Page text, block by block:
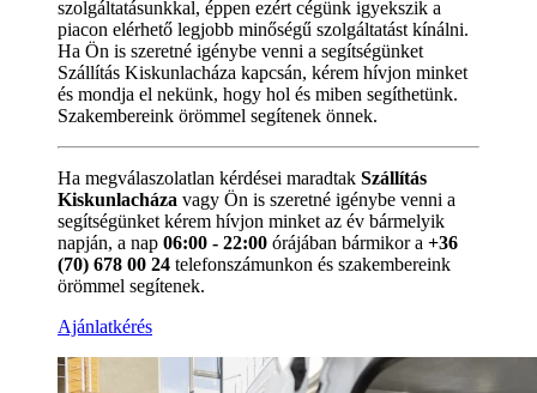
szolgáltatásunkkal, éppen ezért cégünk igyekszik a
piacon elérhető legjobb minőségű szolgáltatást kínálni.
Ha Ön is szeretné igénybe venni a segítségünket
Szállítás Kiskunlacháza kapcsán, kérem hívjon minket
és mondja el nekünk, hogy hol és miben segíthetünk.
Szakembereink örömmel segítenek önnek.
Ha megválaszolatlan kérdései maradtak Szállítás
Kiskunlacháza vagy Ön is szeretné igénybe venni a
segítségünket kérem hívjon minket az év bármelyik
napján, a nap 06:00 - 22:00 órájában bármikor a +36
(70) 678 00 24 telefonszámunkon és szakembereink
örömmel segítenek.
Ajánlatkérés